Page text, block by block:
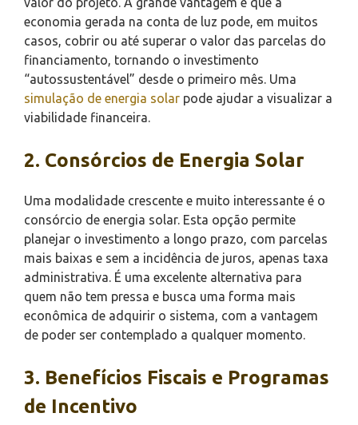
economia gerada na conta de luz pode, em muitos
casos, cobrir ou até superar o valor das parcelas do
financiamento, tornando o investimento
“autossustentável” desde o primeiro mês. Uma
simulação de energia solar pode ajudar a visualizar a
viabilidade financeira.
2. Consórcios de Energia Solar
Uma modalidade crescente e muito interessante é o
consórcio de energia solar. Esta opção permite
planejar o investimento a longo prazo, com parcelas
mais baixas e sem a incidência de juros, apenas taxa
administrativa. É uma excelente alternativa para
quem não tem pressa e busca uma forma mais
econômica de adquirir o sistema, com a vantagem
de poder ser contemplado a qualquer momento.
3. Benefícios Fiscais e Programas
de Incentivo